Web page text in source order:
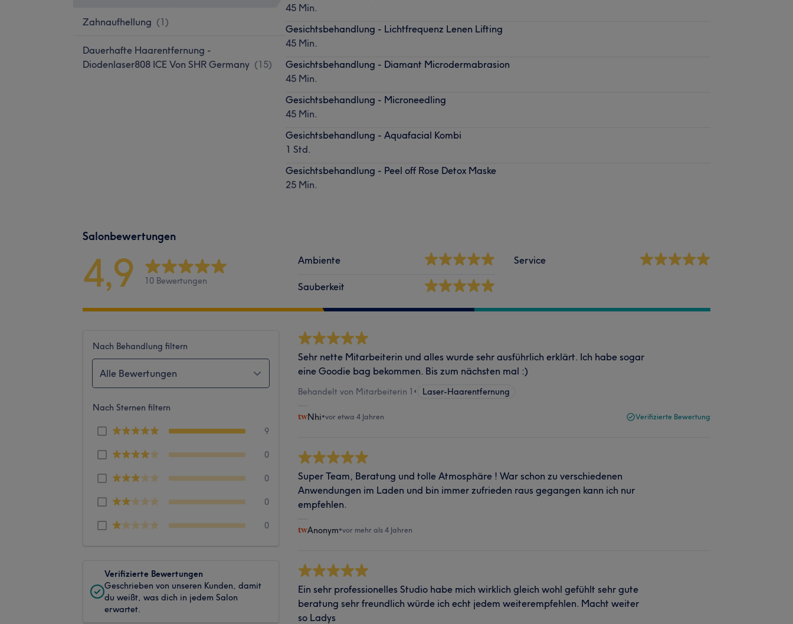
Zahnaufhellung (1)
Dauerhafte Haarentfernung -
Diodenlaser808 ICE Von SHR Germany (15)
45 Min.
Gesichtsbehandlung - Lichtfrequenz Lenen Lifting
45 Min.
Gesichtsbehandlung - Diamant Microdermabrasion
45 Min.
Gesichtsbehandlung - Microneedling
45 Min.
Gesichtsbehandlung - Aquafacial Kombi
1 Std.
Gesichtsbehandlung - Peel off Rose Detox Maske
25 Min.
Salonbewertungen
4,9 10 Bewertungen
Ambiente
Sauberkeit
Service
Nach Behandlung filtern
Alle Bewertungen
Nach Sternen filtern
9
0
0
0
0
Verifizierte Bewertungen
Geschrieben von unseren Kunden, damit
du weißt, was dich in jedem Salon
erwartet.
Sehr nette Mitarbeiterin und alles wurde sehr ausführlich erklärt. Ich habe sogar
eine Goodie bag bekommen. Bis zum nächsten mal :)
Behandelt von Mitarbeiterin 1 • Laser-Haarentfernung
Nhi•vor etwa 4 Jahren Verifizierte Bewertung
Super Team, Beratung und tolle Atmosphäre ! War schon zu verschiedenen
Anwendungen im Laden und bin immer zufrieden raus gegangen kann ich nur
empfehlen.
Anonym•vor mehr als 4 Jahren
Ein sehr professionelles Studio habe mich wirklich gleich wohl gefühlt sehr gute
beratung sehr freundlich würde ich echt jedem weiterempfehlen. Macht weiter
so Ladys